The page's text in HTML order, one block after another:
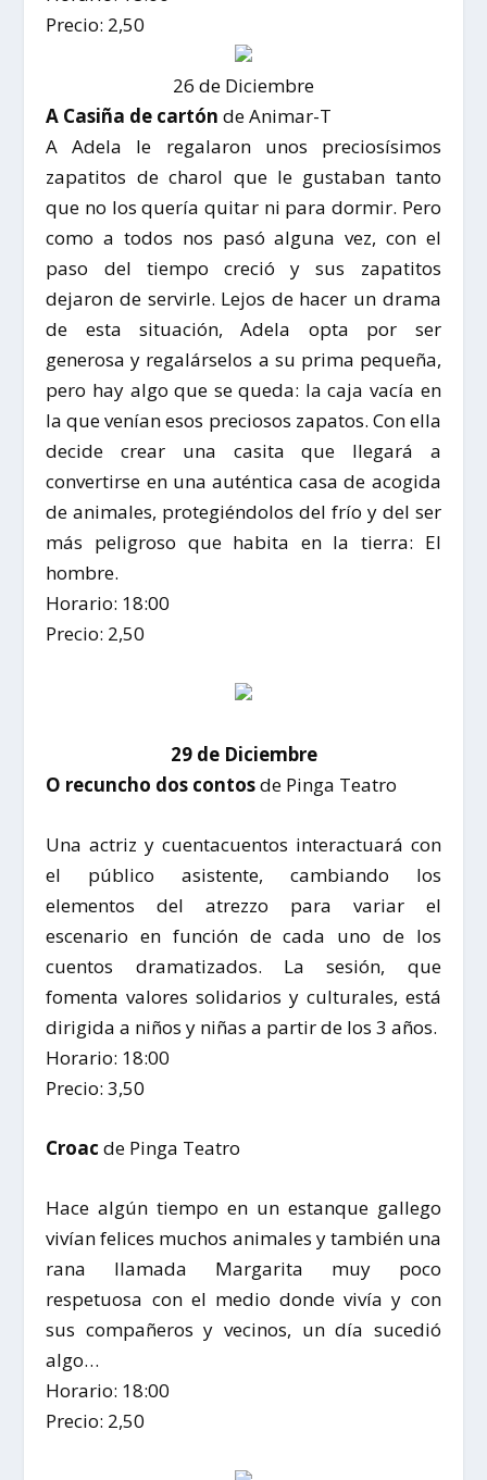
Precio: 2,50
26 de Diciembre
A Casiña de cartón de Animar-T
A Adela le regalaron unos preciosísimos
zapatitos de charol que le gustaban tanto
que no los quería quitar ni para dormir. Pero
como a todos nos pasó alguna vez, con el
paso del tiempo creció y sus zapatitos
dejaron de servirle. Lejos de hacer un drama
de esta situación, Adela opta por ser
generosa y regalárselos a su prima pequeña,
pero hay algo que se queda: la caja vacía en
la que venían esos preciosos zapatos. Con ella
decide crear una casita que llegará a
convertirse en una auténtica casa de acogida
de animales, protegiéndolos del frío y del ser
más peligroso que habita en la tierra: El
hombre.
Horario: 18:00
Precio: 2,50
29 de Diciembre
O recuncho dos contosde Pinga Teatro
Una actriz y cuentacuentos interactuará con
el público asistente, cambiando los
elementos del atrezzo para variar el
escenario en función de cada uno de los
cuentos dramatizados. La sesión, que
fomenta valores solidarios y culturales, está
dirigida a niños y niñas a partir de los 3 años.
Horario: 18:00
Precio: 3,50
Croac de Pinga Teatro
Hace algún tiempo en un estanque gallego
vivían felices muchos animales y también una
rana llamada Margarita muy poco
respetuosa con el medio donde vivía y con
sus compañeros y vecinos, un día sucedió
algo…
Horario: 18:00
Precio: 2,50